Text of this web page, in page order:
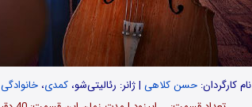
نام کارگردان:حسن کلاهی | ژانر: رئالیتی‌شو،کمدی،خانوادگی